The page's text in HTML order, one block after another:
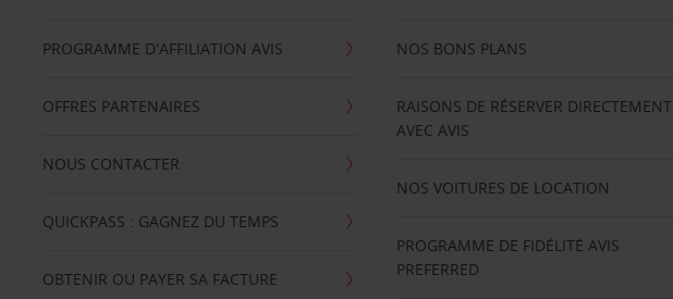
PROGRAMME D'AFFILIATION AVIS
OFFRES PARTENAIRES
NOUS CONTACTER
QUICKPASS : GAGNEZ DU TEMPS
OBTENIR OU PAYER SA FACTURE
NOS BONS PLANS
RAISONS DE RÉSERVER DIRECTEMENT
AVEC AVIS
NOS VOITURES DE LOCATION
PROGRAMME DE FIDÉLITÉ AVIS
PREFERRED